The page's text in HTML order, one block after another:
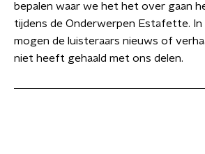
bepalen waar we het het over gaan
tijdens de Onderwerpen Estafette. In
mogen de luisteraars nieuws of
niet heeft gehaald met ons delen.